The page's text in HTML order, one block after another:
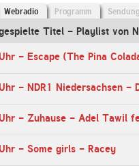
Webradio Programm
Titel - Playlist von
- Zuhause - Adel Tawil
- Some girls - Racey